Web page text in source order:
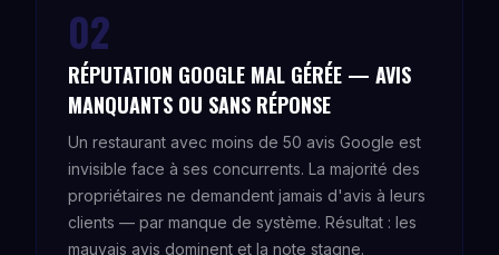
02
RÉPUTATION GOOGLE MAL GÉRÉE — AVIS
MANQUANTS OU SANS RÉPONSE
Un restaurant avec moins de 50 avis Google est
invisible face à ses concurrents. La majorité des
propriétaires ne demandent jamais d'avis à leurs
clients — par manque de système. Résultat : les
mauvais avis dominent et la note stagne.